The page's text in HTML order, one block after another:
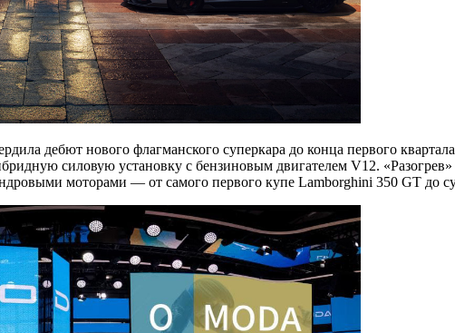
дебют нового флагманского суперкара до конца первого
силовую установку с бензиновым двигателем V12.
моторами — от самого первого купе Lamborghini 350 GT до